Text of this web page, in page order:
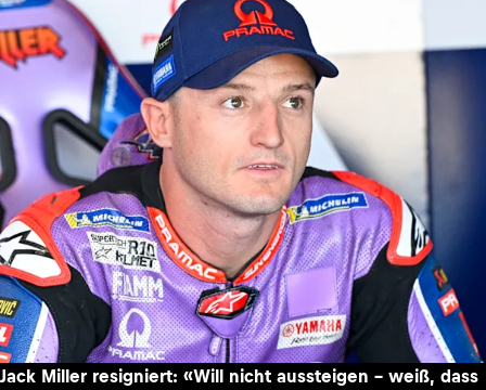
Jack Miller resigniert: «Will nicht aussteigen – weiß, dass